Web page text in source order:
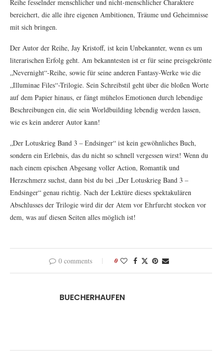
Reihe fesselnder menschlicher und nicht-menschlicher Charaktere
bereichert, die alle ihre eigenen Ambitionen, Träume und Geheimnisse
mit sich bringen.
Der Autor der Reihe, Jay Kristoff, ist kein Unbekannter, wenn es um
literarischen Erfolg geht. Am bekanntesten ist er für seine preisgekrönte
„Nevernight“-Reihe, sowie für seine anderen Fantasy-Werke wie die
„Illuminae Files“-Trilogie. Sein Schreibstil geht über die bloßen Worte
auf dem Papier hinaus, er fängt mühelos Emotionen durch lebendige
Beschreibungen ein, die sein Worldbuilding lebendig werden lassen,
wie es kein anderer Autor kann!
„Der Lotuskrieg Band 3 – Endsinger“ ist kein gewöhnliches Buch,
sondern ein Erlebnis, das du nicht so schnell vergessen wirst! Wenn du
nach einem epischen Abgesang voller Action, Romantik und
Herzschmerz suchst, dann bist du bei „Der Lotuskrieg Band 3 –
Endsinger“ genau richtig. Nach der Lektüre dieses spektakulären
Abschlusses der Trilogie wird dir der Atem vor Ehrfurcht stocken vor
dem, was auf diesen Seiten alles möglich ist!
0 comments 0
BUECHERHAUFEN